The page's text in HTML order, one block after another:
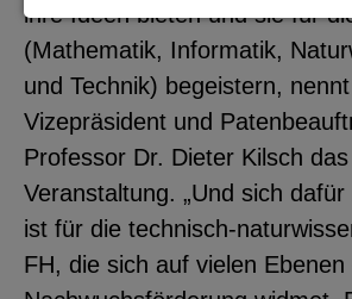
ihre Ideen bieten und sie für
(Mathematik, Informatik,
und Technik) begeistern,
Vizepräsident und
Professor Dr. Dieter Kilsch
Veranstaltung. „Und sich
ist für die technisch-
FH, die sich auf vielen Ebenen
Notwendige Cookies
Verwaltung und für
Funktionalität der
notwendig).
EXTERNE